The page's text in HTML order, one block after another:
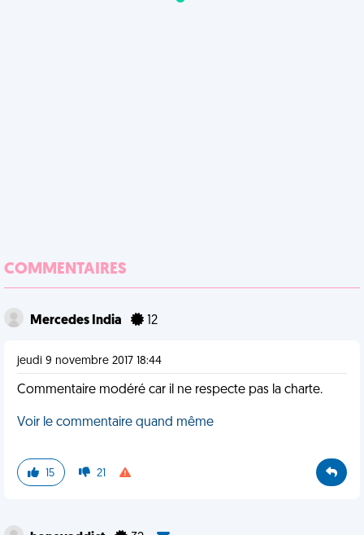
COMMENTAIRES
Mercedes India 12
jeudi 9 novembre 2017 18:44
Commentaire modéré car il ne respecte pas la charte.
Voir le commentaire quand même
15 21